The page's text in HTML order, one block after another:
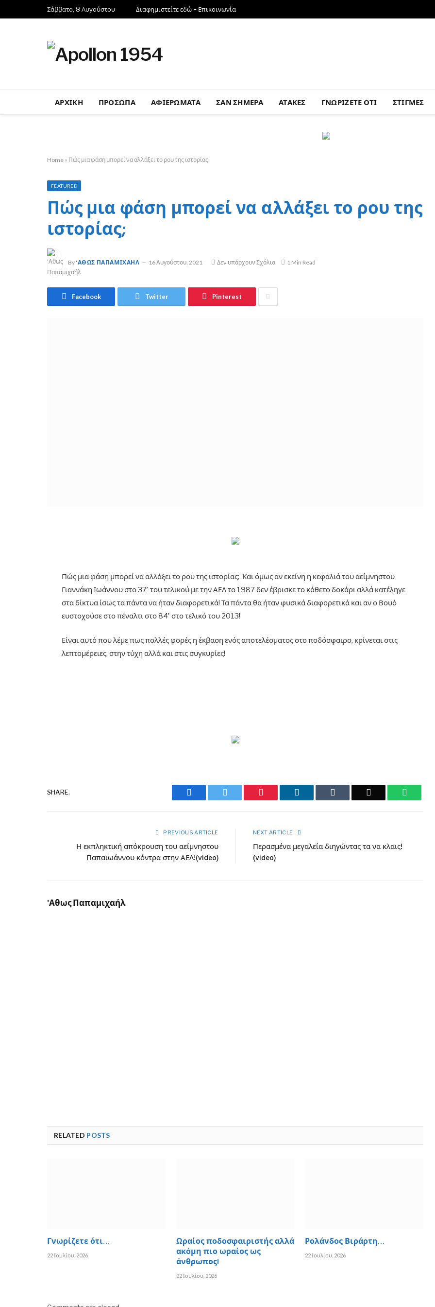
Σάββατο, 8 Αυγούστου Διαφημιστείτε εδώ – Επικοινωνία
ΑΡΧΙΚΗ ΠΡΟΣΩΠΑ ΑΦΙΕΡΩΜΑΤΑ ΣΑΝ ΣΗΜΕΡΑ ΑΤΑΚΕΣ ΓΝΩΡΙΖΕΤΕ ΟΤΙ ΣΤΙΓΜΕΣ
Home » Πώς μια φάση μπορεί να αλλάξει το ρου της ιστορίας;
FEATURED
Πώς μια φάση μπορεί να αλλάξει το ρου της
ιστορίας;
By 'ΑΘΩΣ ΠΑΠΑΜΙΧΑΉΛ 16 Αυγούστου, 2021 Δεν υπάρχουν Σχόλια 1 Min Read
Facebook Twitter Pinterest
Πώς μια φάση μπορεί να αλλάξει το ρου της ιστορίας; Και όμως αν εκείνη η κεφαλιά του αείμνηστου
Γιαννάκη Ιωάννου στο 37′ του τελικού με την ΑΕΛ το 1987 δεν έβρισκε το κάθετο δοκάρι αλλά κατέληγε
στα δίκτυα ίσως τα πάντα να ήταν διαφορετικά! Τα πάντα θα ήταν φυσικά διαφορετικά και αν ο Βουό
ευστοχούσε στο πέναλτι στο 84′ στο τελικό του 2013!
Είναι αυτό που λέμε πως πολλές φορές η έκβαση ενός αποτελέσματος στο ποδόσφαιρο, κρίνεται στις
λεπτομέρειες, στην τύχη αλλά και στις συγκυρίες!
SHARE. Facebook LinkedIn
PREVIOUS ARTICLE
Η εκπληκτική απόκρουση του αείμνηστου
Παπαϊωάννου κόντρα στην ΑΕΛ!(video)
NEXT ARTICLE
Περασμένα μεγαλεία διηγώντας τα να κλαις!
(video)
'Αθως Παπαμιχαήλ
RELATED POSTS
Γνωρίζετε ότι…
22 Ιουλίου, 2026
Ωραίος ποδοσφαιριστής αλλά
ακόμη πιο ωραίος ως
άνθρωπος!
22 Ιουλίου, 2026
Ρολάνδος Βιράρτη…
22 Ιουλίου, 2026